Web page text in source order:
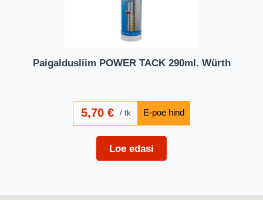
Paigaldusliim POWER TACK 290ml. Würth
5,70€ tk
Loe edasi